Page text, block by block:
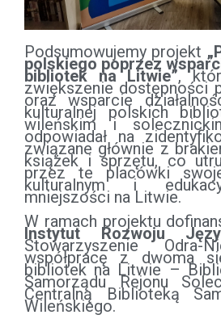
Podsumowujemy projekt
polskiego poprzez
bibliotek na Litwie”,
zwiększenie dostępności
oraz wsparcie
kulturalnej polskich
wileńskim i
odpowiadał na
związane głównie z
książek i sprzętu, co
przez te placówki
kulturalnym i
mniejszości na Litwie.
W ramach projektu
Instytut Rozwoju
Stowarzyszenie Odra-
współpracę z dwoma
bibliotek na Litwie –
Samorządu Rejonu
Centralną Biblioteką
Wileńskiego.